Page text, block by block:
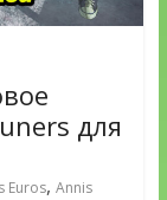
для
Euros, Annis